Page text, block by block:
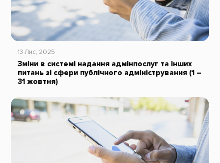
13 Лис, 2025
Зміни в системі надання адмінпослуг та інших
питань зі сфери публічного адміністрування (1 –
31 жовтня)